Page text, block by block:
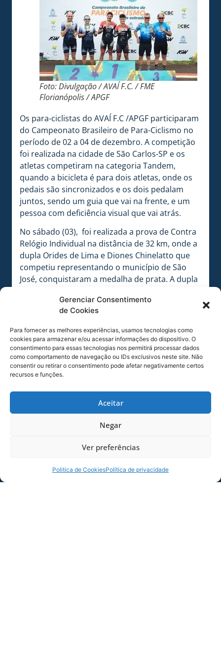
Gerenciar Consentimento
de Cookies
Para fornecer as melhores experiências, usamos tecnologias como
cookies para armazenar e/ou acessar informações do dispositivo. O
consentimento para essas tecnologias nos permitirá processar dados
como comportamento de navegação ou IDs exclusivos neste site. Não
consentir ou retirar o consentimento pode afetar negativamente certos
recursos e funções.
Aceitar
Negar
Ver preferências
Politica de CookiesPolítica de privacidade
Foto: Divulgação / AVAÍ F.C. / FME
Florianópolis / APGF
Os para-ciclistas do AVAÍ F.C /APGF participaram
do Campeonato Brasileiro de Para-Ciclismo no
período de 02 a 04 de dezembro. A competição
foi realizada na cidade de São Carlos-SP e os
atletas competiram na categoria Tandem,
quando a bicicleta é para dois atletas, onde os
pedais são sincronizados e os dois pedalam
juntos, sendo um guia que vai na frente, e um
pessoa com deficiência visual que vai atrás.
No sábado (03), foi realizada a prova de Contra
Relógio Individual na distância de 32 km, onde a
dupla Orides de Lima e Diones Chinelatto que
competiu representando o município de São
José, conquistaram a medalha de prata. A dupla
Alírio Seidler e Edson Corradi, conquistaram a
medalha de bronze. Já no domingo (4), foi
realizada a prova de Estrada na distância de
70km, com a formação do pódio se repetindo,
Orides de Lima e Diones Chinelatto
conquistando mais uma medalha de prata e
Alírio Seidler e Edson Corradi conquistaram
‘’O campeonato Brasileiro é a principal
competição no segmento e conquistar quatro
das seis medalhas em disputa é um grande
fruto de um longo trabalho que continuamos
Chinelatto.